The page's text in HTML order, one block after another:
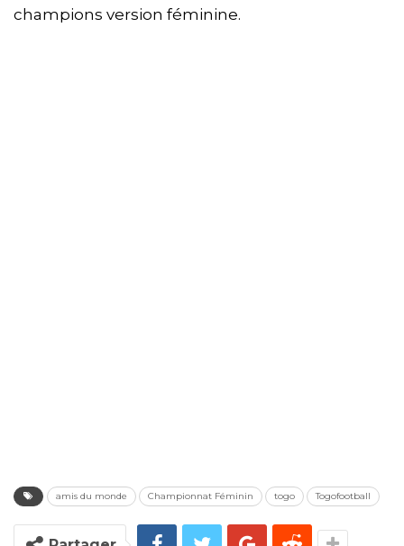
champions version féminine.
amis du monde Championnat Féminin togo Togofootball